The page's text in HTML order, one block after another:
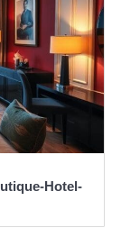
Hotel-